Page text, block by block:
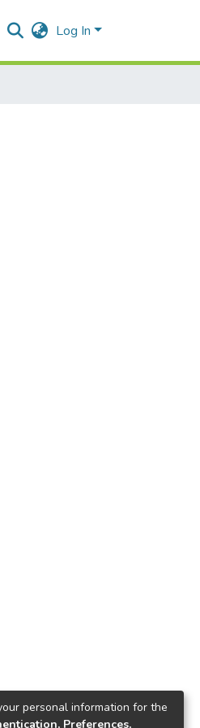
Log In
personal information for the
Preferences,